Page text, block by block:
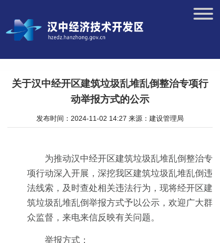
关于汉中经开区建筑垃圾乱堆乱倒整治专项行
动举报方式的公示
发布时间：2024-11-02 14:27 来源：建设管理局
为推动汉中经开区建筑垃圾乱堆乱倒整治专
项行动深入开展，深挖我区建筑垃圾乱堆乱倒违
法线索，及时查处相关违法行为，现将经开区建
筑垃圾乱堆乱倒举报方式予以公示，欢迎广大群
众监督，来电来信反映有关问题。
举报方式：